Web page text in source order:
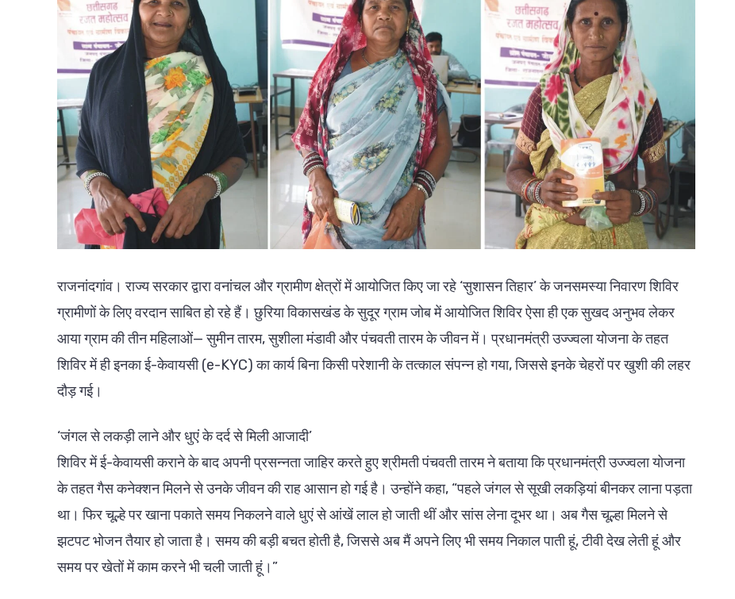
राजनांदगांव। राज्य सरकार द्वारा वनांचल और ग्रामीण क्षेत्रों में आयोजित किए जा रहे ‘सुशासन तिहार’ के जनसमस्या निवारण शिविर
ग्रामीणों के लिए वरदान साबित हो रहे हैं। छुरिया विकासखंड के सुदूर ग्राम जोब में आयोजित शिविर ऐसा ही एक सुखद अनुभव लेकर
आया ग्राम की तीन महिलाओं— सुमीन तारम, सुशीला मंडावी और पंचवती तारम के जीवन में। प्रधानमंत्री उज्ज्वला योजना के तहत
शिविर में ही इनका ई-केवायसी (e-KYC) का कार्य बिना किसी परेशानी के तत्काल संपन्न हो गया, जिससे इनके चेहरों पर खुशी की लहर
दौड़ गई।
‘जंगल से लकड़ी लाने और धुएं के दर्द से मिली आजादी’
शिविर में ई-केवायसी कराने के बाद अपनी प्रसन्नता जाहिर करते हुए श्रीमती पंचवती तारम ने बताया कि प्रधानमंत्री उज्ज्वला योजना
के तहत गैस कनेक्शन मिलने से उनके जीवन की राह आसान हो गई है। उन्होंने कहा, “पहले जंगल से सूखी लकड़ियां बीनकर लाना पड़ता
था। फिर चूल्हे पर खाना पकाते समय निकलने वाले धुएं से आंखें लाल हो जाती थीं और सांस लेना दूभर था। अब गैस चूल्हा मिलने से
झटपट भोजन तैयार हो जाता है। समय की बड़ी बचत होती है, जिससे अब मैं अपने लिए भी समय निकाल पाती हूं, टीवी देख लेती हूं और
समय पर खेतों में काम करने भी चली जाती हूं।”